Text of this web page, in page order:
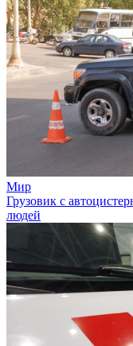
Мир
Грузовик с
людей